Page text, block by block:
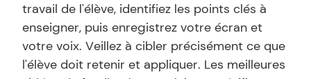
travail de l'élève, identifiez les points clés à
enseigner, puis enregistrez votre écran et
votre voix. Veillez à cibler précisément ce que
l'élève doit retenir et appliquer. Les meilleures